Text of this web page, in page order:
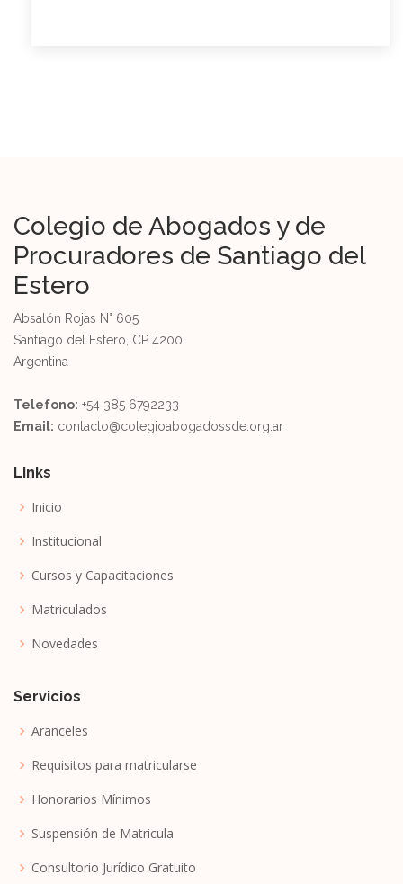
Colegio de Abogados y de
Procuradores de Santiago del
Estero
Absalón Rojas N° 605
Santiago del Estero, CP 4200
Argentina
Telefono: +54 385 6792233
Email: contacto@colegioabogadossde.org.ar
Links
Inicio
Institucional
Cursos y Capacitaciones
Matriculados
Novedades
Servicios
Aranceles
Requisitos para matricularse
Honorarios Mínimos
Suspensión de Matricula
Consultorio Jurídico Gratuito